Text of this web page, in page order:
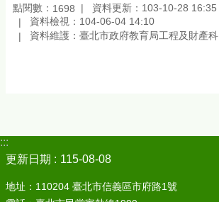
點閱數： 1698
資料更新：103-10-28 16:35
資料檢視：104-06-04 14:10
資料維護：臺北市政府教育局工程及財產科
:::
更新日期
115-08-08
地址：110204 臺北市信義區市府路1號